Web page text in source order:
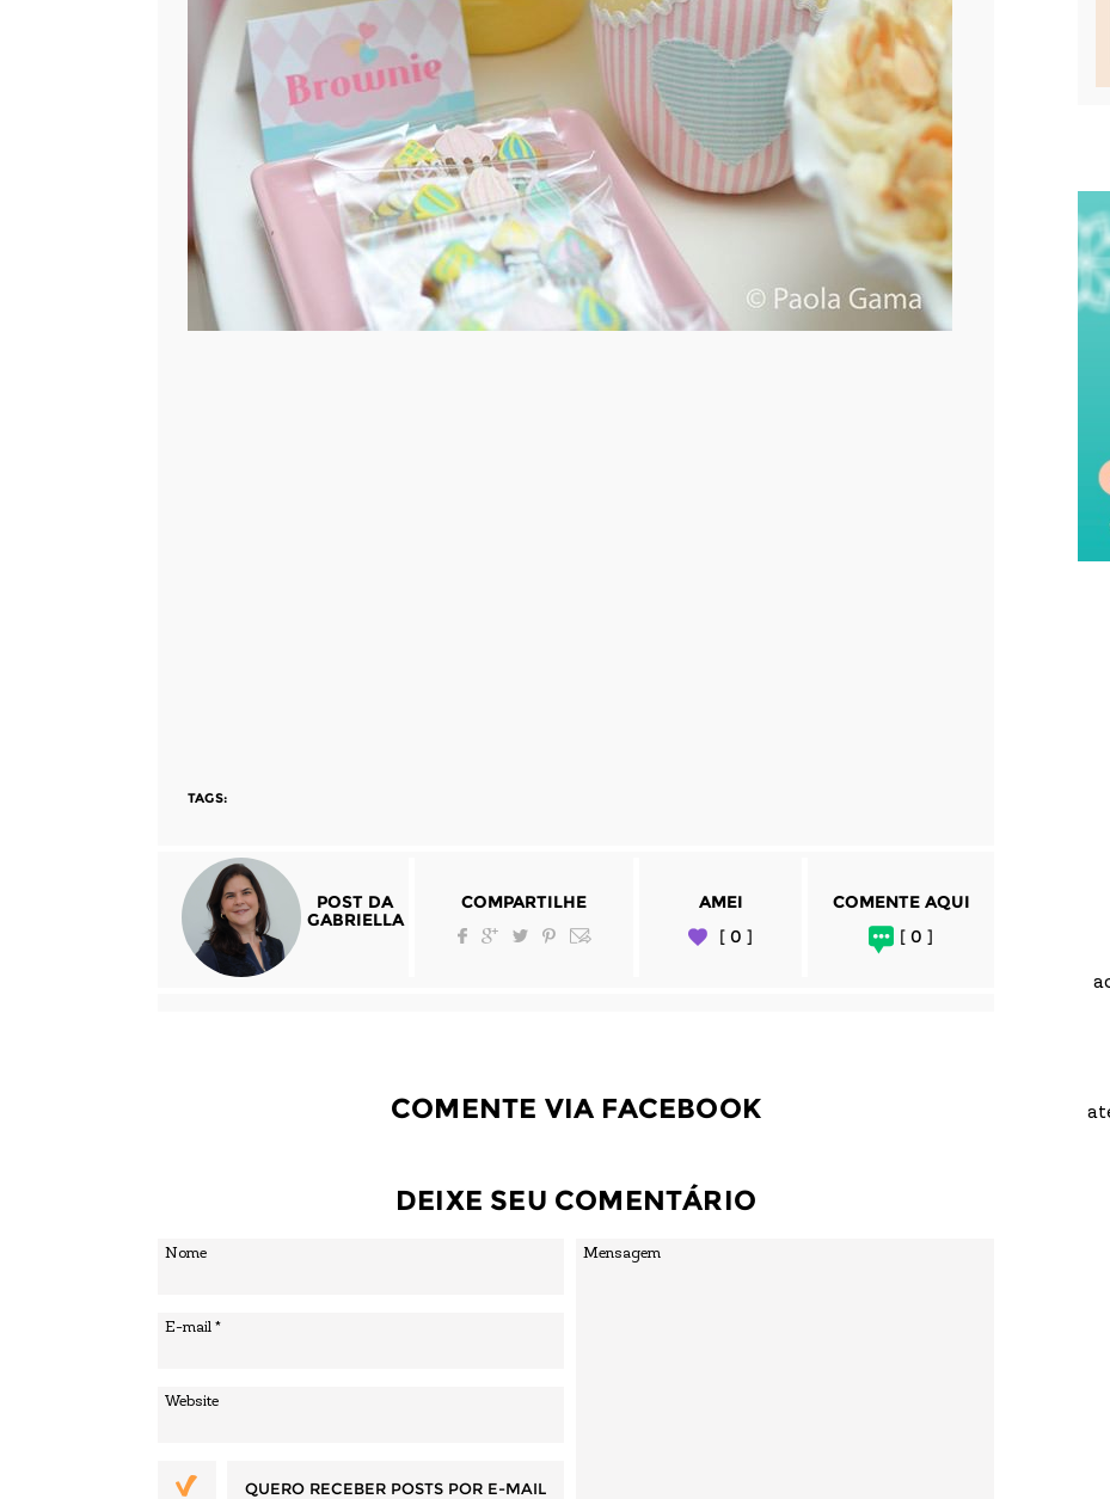
TAGS:
POST DA
GABRIELLA
COMPARTILHE
AMEI
[ 0 ]
COMENTE AQUI
[ 0 ]
COMENTE VIA FACEBOOK
DEIXE SEU COMENTÁRIO
QUERO RECEBER POSTS POR E-MAIL